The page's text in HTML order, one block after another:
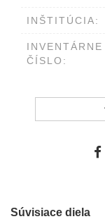
INŠTITÚCIA:
INVENTÁRNE
ČÍSLO:
Súvisiace diela